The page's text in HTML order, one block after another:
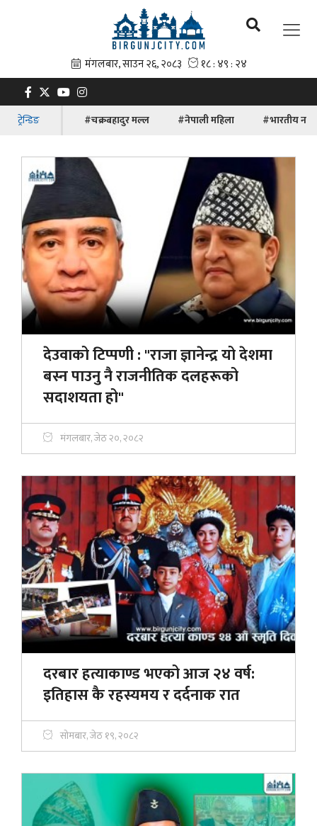
ट्रेन्डिङ #चक्रबहादुर मल्ल #नेपाली महिला #भारतीय
देउवाको टिप्पणी : "राजा ज्ञानेन्द्र यो देशमा
बस्न पाउनु नै राजनीतिक दलहरूको
सदाशयता हो"
मंगलबार, जेठ २०, २०८२
दरबार हत्याकाण्ड भएको आज २४ वर्ष:
इतिहास कै रहस्यमय र दर्दनाक रात
सोमबार, जेठ १९, २०८२